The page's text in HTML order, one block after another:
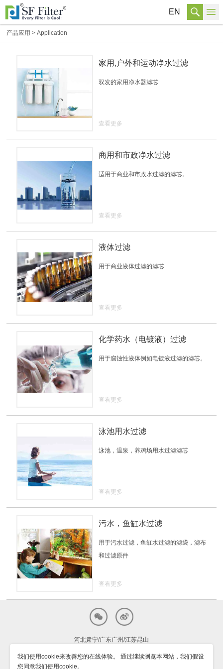
我们使用cookie来改善您的在线体验。 通过继续浏览本网站，我们假设
您同意我们使用cookie。
EN
产品应用 >Application
家用,户外和运动净水过滤
双发的家用净水器滤芯
查看更多
商用和市政净水过滤
适用于商业和市政水过滤的滤芯。
查看更多
液体过滤
用于商业液体过滤的滤芯
查看更多
化学药水（电镀液）过滤
用于腐蚀性液体例如电镀液过滤的滤芯。
查看更多
泳池用水过滤
泳池，温泉，养鸡场用水过滤滤芯
查看更多
污水，鱼缸水过滤
用于污水过滤，鱼缸水过滤的滤袋，滤布
和过滤原件
查看更多
河北肃宁/广东广州/江苏昆山
声明：国内推广已暂停，部分信息停止更新，如有需求请联系我们。